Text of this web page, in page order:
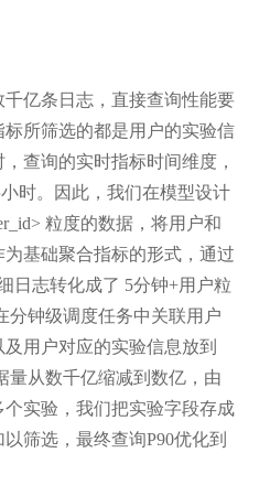
亿条日志，直接查询性能要
所筛选的都是用户的实验信
查询的实时指标时间维度，
时。因此，我们在模型设计
粒度的数据，将用户和
基础聚合指标的形式，通过
日志转化成了 5分钟+用户粒
分钟级调度任务中关联用户
用户对应的实验信息放到
量从数千亿缩减到数亿，由
实验，我们把实验字段存成
筛选，最终查询P90优化到